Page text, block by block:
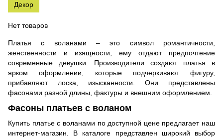
Декор
Нет товаров
Платья с воланами – это символ романтичности,
женственности и изящности, ему отдают предпочтение
современные девушки. Производители создают платья в
ярком оформлении, которые подчеркивают фигуру,
прибавляют лоска, изысканности. Они представлены
фасонами разной длины, фактуры и внешним оформлением.
Фасоны платьев с воланом
Купить платье с воланами по доступной цене предлагает наш
интернет-магазин. В каталоге представлен широкий выбор